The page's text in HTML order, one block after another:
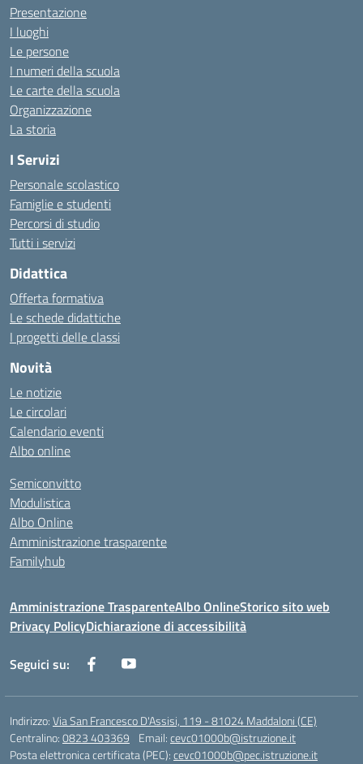
Presentazione
I luoghi
Le persone
I numeri della scuola
Le carte della scuola
Organizzazione
La storia
I Servizi
Personale scolastico
Famiglie e studenti
Percorsi di studio
Tutti i servizi
Didattica
Offerta formativa
Le schede didattiche
I progetti delle classi
Novità
Le notizie
Le circolari
Calendario eventi
Albo online
Semiconvitto
Modulistica
Albo Online
Amministrazione trasparente
Familyhub
Amministrazione TrasparenteAlbo OnlineStorico sito web
Privacy PolicyDichiarazione di accessibilità
Seguici su:
Indirizzo:Via San Francesco D'Assisi, 119 - 81024 Maddaloni (CE)
Centralino:0823 403369 Email:cevc01000b@istruzione.it
Posta elettronica certificata (PEC):cevc01000b@pec.istruzione.it